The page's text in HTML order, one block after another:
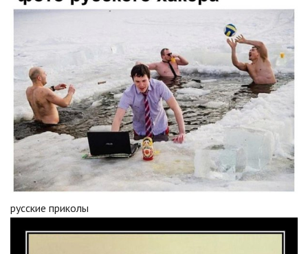
русские приколы